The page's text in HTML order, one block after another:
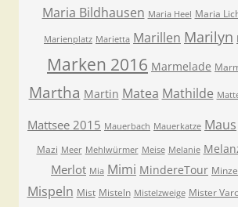
Maria Bildhausen Maria Heel Maria
Marienplatz Marietta Marillen Marilyn
Marken 2016 Marmelade
Martha Martin Matea Mathilde
Mattsee 2015 Mauerbach Mauerkatze Maus
Mazi Meer Mehlwürmer Meise Melanie
Merlot Mia Mimi MindereTour Minze
Mispeln Mist Misteln Mistelzweige Mister